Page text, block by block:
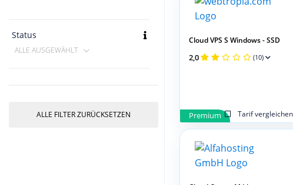
Status
ALLE AUSGEWÄHLT
ALLE FILTER ZURÜCKSETZEN Premium Tarif vergleichen
Cloud VPS S Windows - SSD
2,0 (10)